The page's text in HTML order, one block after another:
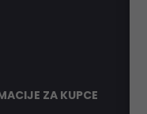
ZA KUPCE